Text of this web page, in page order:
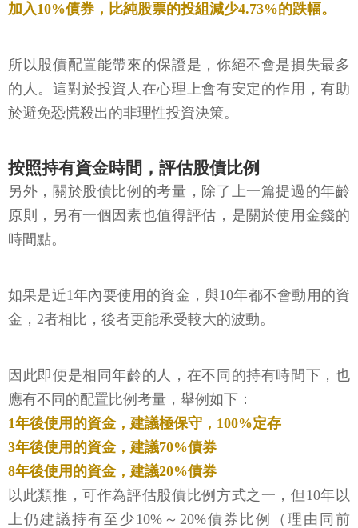
加入10%債券，比純股票的投組減少4.73%的跌幅。
所以股債配置能帶來的保證是，你絕不會是損失最多
的人。這對於投資人在心理上會有安定的作用，有助
於避免恐慌殺出的非理性投資決策。
按照持有資金時間，評估股債比例
另外，關於股債比例的考量，除了上一篇提過的年齡
原則，另有一個因素也值得評估，是關於使用金錢的
時間點。
如果是近1年內要使用的資金，與10年都不會動用的資
金，2者相比，後者更能承受較大的波動。
因此即便是相同年齡的人，在不同的持有時間下，也
應有不同的配置比例考量，舉例如下：
1年後使用的資金，建議極保守，100%定存
3年後使用的資金，建議70%債券
8年後使用的資金，建議20%債券
以此類推，可作為評估股債比例方式之一，但10年以
上仍建議持有至少10%～20%債券比例（理由同前